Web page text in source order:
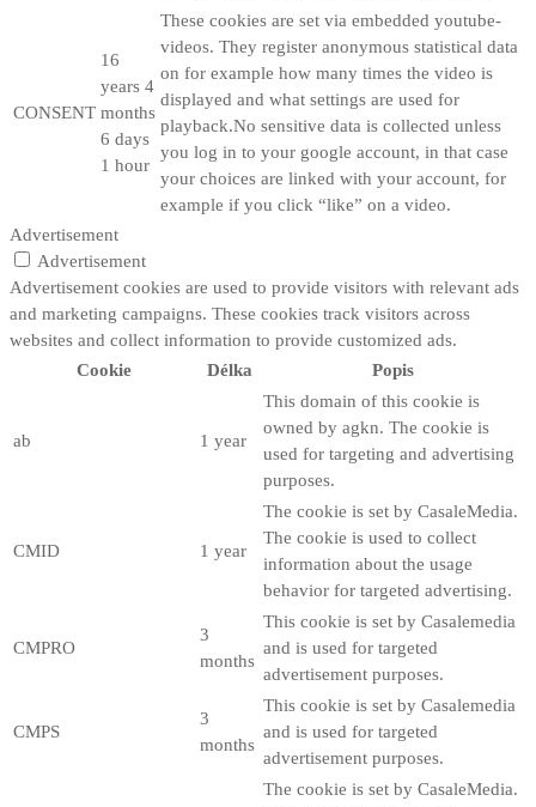
CONSENT
16
years 4
months
6 days
1 hour
These cookies are set via embedded youtube-
videos. They register anonymous statistical data
on for example how many times the video is
displayed and what settings are used for
playback.No sensitive data is collected unless
you log in to your google account, in that case
your choices are linked with your account, for
example if you click “like” on a video.
Advertisement
Advertisement
Advertisement cookies are used to provide visitors with relevant ads
and marketing campaigns. These cookies track visitors across
websites and collect information to provide customized ads.
Cookie
Délka Popis
ab 1 year
This domain of this cookie is
owned by agkn. The cookie is
used for targeting and advertising
purposes.
CMID 1 year
The cookie is set by CasaleMedia.
The cookie is used to collect
information about the usage
behavior for targeted advertising.
CMPRO
3
months
This cookie is set by Casalemedia
and is used for targeted
advertisement purposes.
CMPS
3
months
This cookie is set by Casalemedia
and is used for targeted
advertisement purposes.
The cookie is set by CasaleMedia.